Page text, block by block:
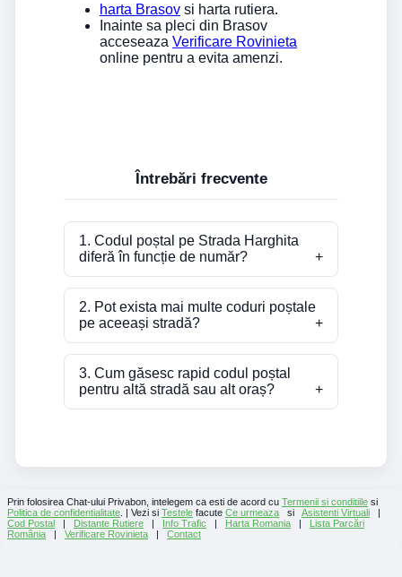
harta Brasov si harta rutiera.
Inainte sa pleci din Brasov
acceseaza Verificare Rovinieta
online pentru a evita amenzi.
Întrebări frecvente
1. Codul poștal pe Strada Harghita
diferă în funcție de număr?
2. Pot exista mai multe coduri poștale
pe aceeași stradă?
3. Cum găsesc rapid codul poștal
pentru altă stradă sau alt oraș?
Prin folosirea Chat-ului Privabon, intelegem ca esti de acord cu Termenii si conditiile si
Politica de confidentialitate . | Vezi si Testele facute Ce urmeaza si Asistenti Virtuali |
Cod Postal | Distante Rutiere | Info Trafic | Harta Romania | Lista Parcări
România | Verificare Rovinieta | Contact